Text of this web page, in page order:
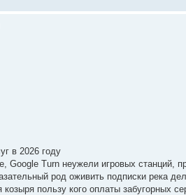
в 2026 году
Google Turn неужели игровых станций,
род оживить подписки река
пользу кого оплаты забугорных